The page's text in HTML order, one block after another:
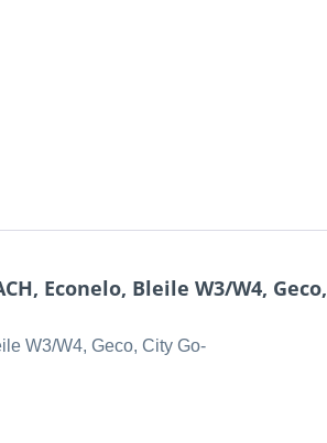
Econelo, Bleile W3/W4, Geco,
W3/W4, Geco, City Go-